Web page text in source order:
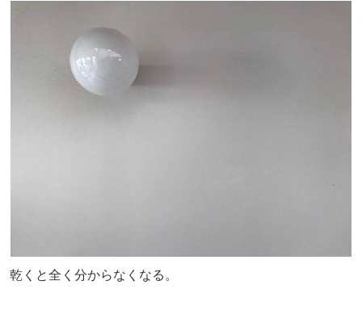
乾くと全く分からなくなる。